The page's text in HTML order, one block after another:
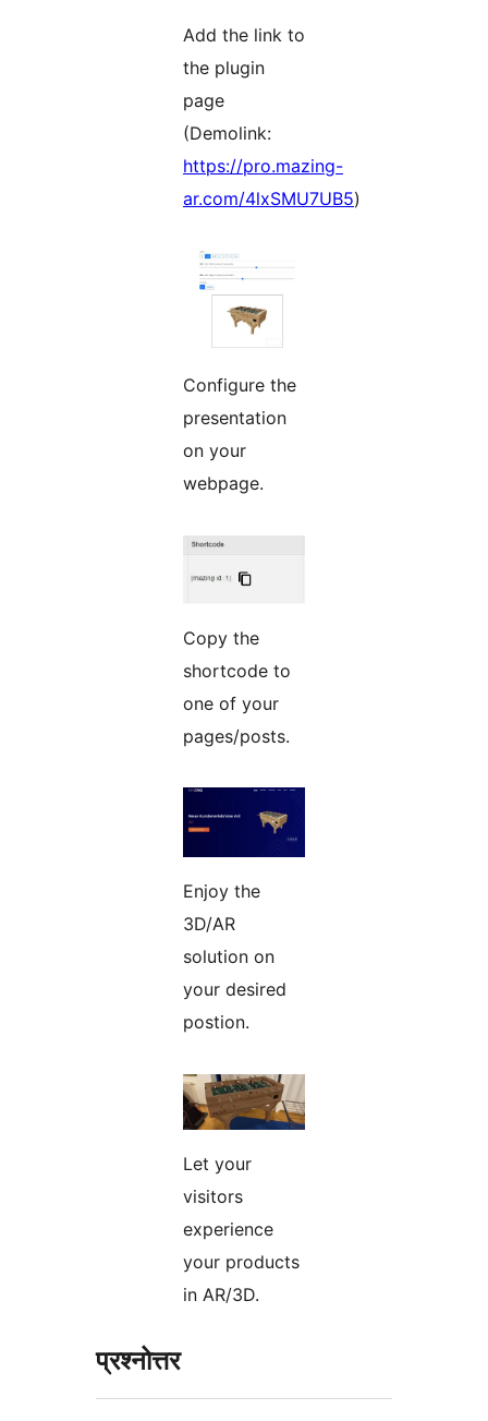
Add the link to
the plugin
page
(Demolink:
https://pro.mazing-
ar.com/4lxSMU7UB5)
Configure the
presentation
on your
webpage.
Copy the
shortcode to
one of your
pages/posts.
Enjoy the
3D/AR
solution on
your desired
postion.
Let your
visitors
experience
your products
in AR/3D.
प्रश्नोत्तर